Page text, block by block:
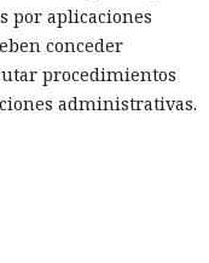
por aplicaciones
conceder
procedimientos
administrativas.